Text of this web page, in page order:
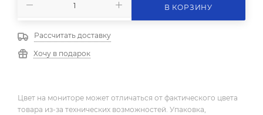
В КОРЗИНУ
Рассчитать доставку
Хочу в подарок
Цвет на мониторе может отличаться от фактического цвета
товара из-за технических возможностей. Упаковка,